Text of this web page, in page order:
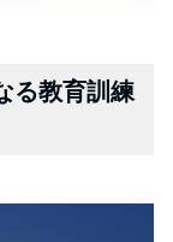
る教育訓練